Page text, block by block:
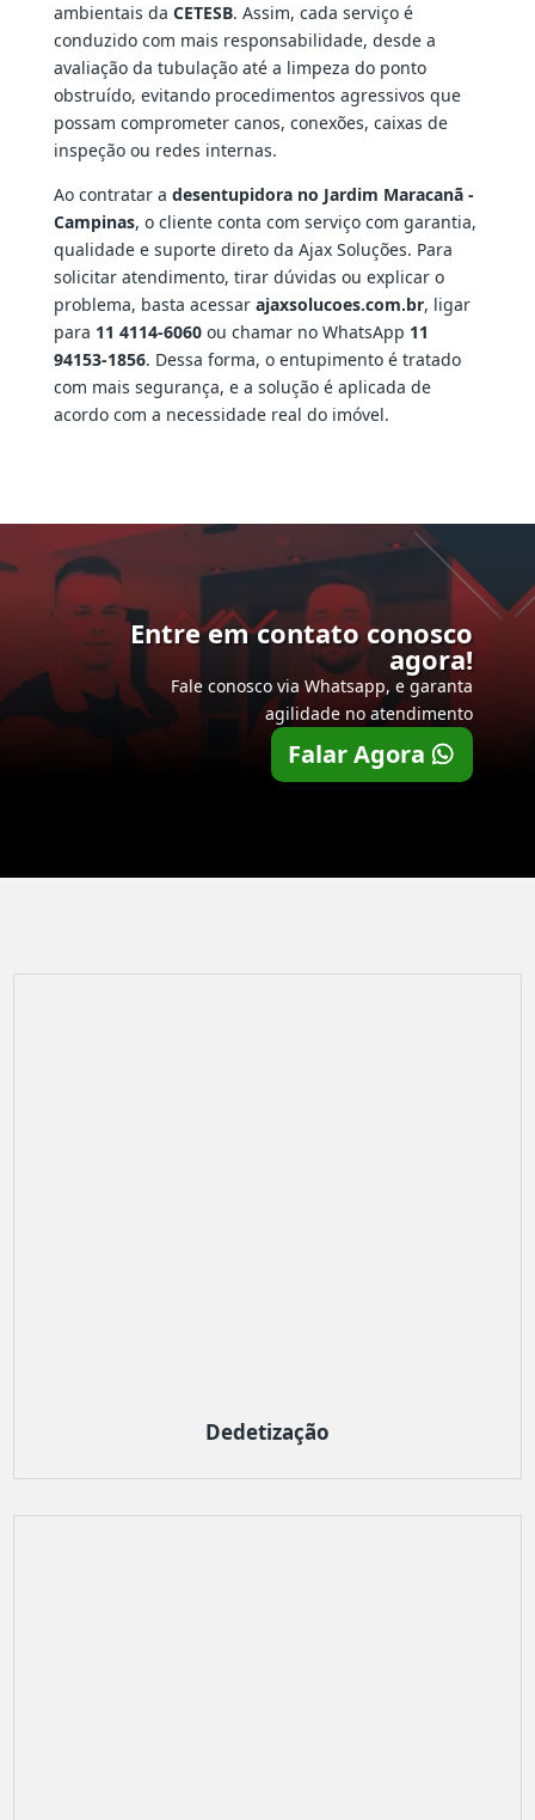
ambientais da CETESB. Assim, cada serviço é
conduzido com mais responsabilidade, desde a
avaliação da tubulação até a limpeza do ponto
obstruído, evitando procedimentos agressivos que
possam comprometer canos, conexões, caixas de
inspeção ou redes internas.
Ao contratar a desentupidora no Jardim Maracanã -
Campinas, o cliente conta com serviço com garantia,
qualidade e suporte direto da Ajax Soluções. Para
solicitar atendimento, tirar dúvidas ou explicar o
problema, basta acessar ajaxsolucoes.com.br, ligar
para 11 4114-6060ou chamar no WhatsApp 11
94153-1856. Dessa forma, o entupimento é tratado
com mais segurança, e a solução é aplicada de
acordo com a necessidade real do imóvel.
Entre em contato conosco
agora!
Fale conosco via Whatsapp, e garanta
agilidade no atendimento
Falar Agora
Dedetização